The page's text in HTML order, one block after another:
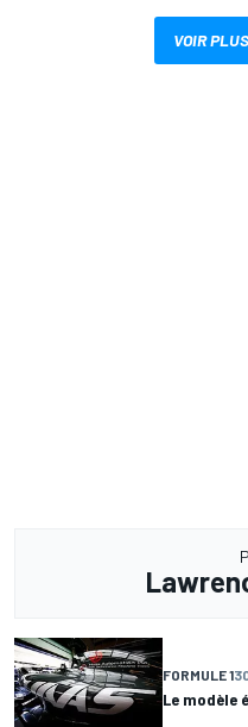
VOIR
FORMULE 1
Le modèle